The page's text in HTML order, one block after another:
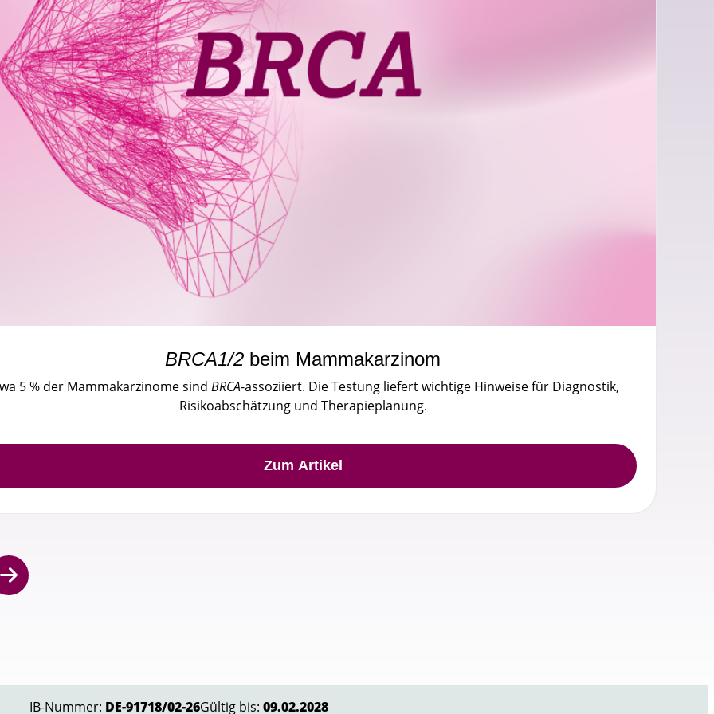
BRCA1/2 beim Mammakarzinom
5 % der Mammakarzinome sind BRCA-assoziiert. Die Testung liefert wichtige Hinweise für Diagnostik,
Risikoabschätzung und Therapieplanung.
Zum Artikel
IB-Nummer: DE-91718/02-26Gültig bis: 09.02.2028